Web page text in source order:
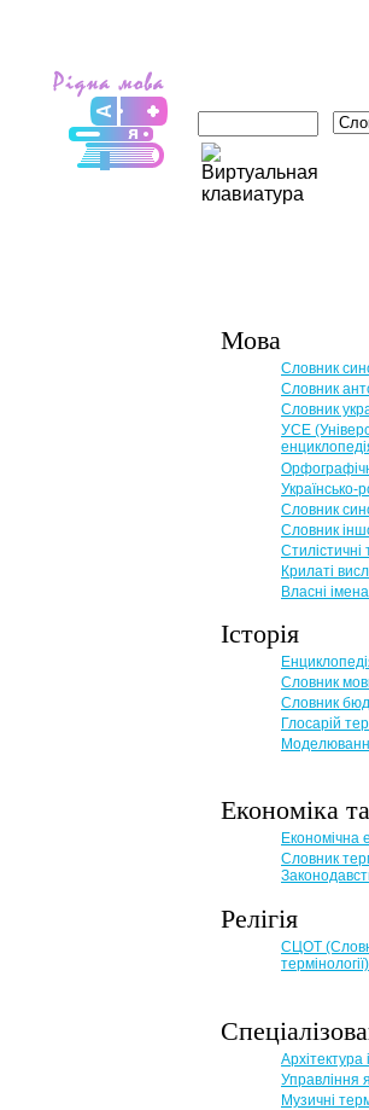
Мова
Словник
Словник
Словник
УСЕ
Українсько-
Словник
Словник
Стилістичні
Крилаті
Власні
Історія
Словник
Словник
Глосарій
Економіка
Eкономічна
Словник
Релігія
СЦОТ
термінології)
Управління
Музичні